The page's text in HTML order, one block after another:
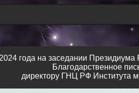
года на заседании
Благодарственное
директору ГНЦ РФ Института